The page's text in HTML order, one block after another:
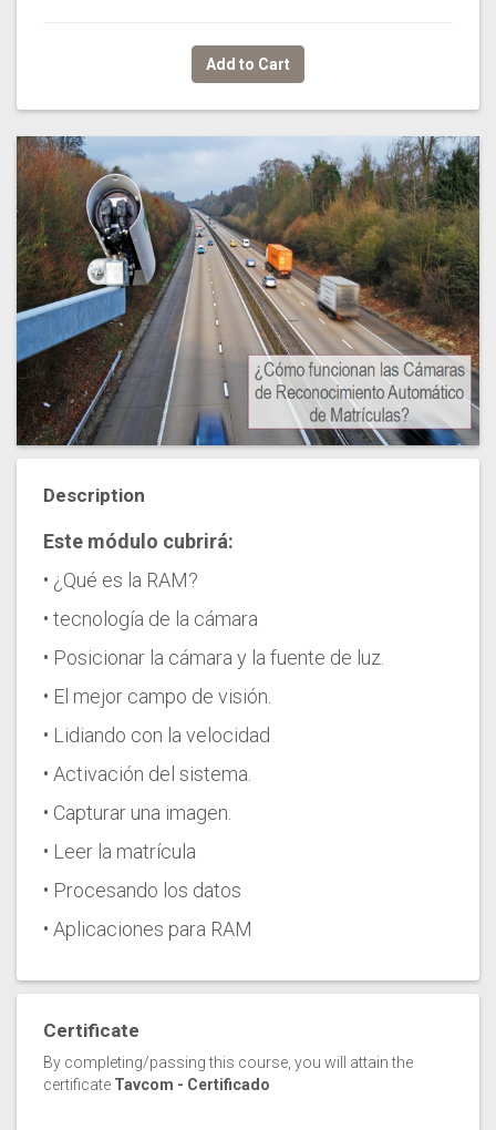
Add to Cart
Description
Este módulo cubrirá:
• ¿Qué es la RAM?
• tecnología de la cámara
• Posicionar la cámara y la fuente de luz.
• El mejor campo de visión.
• Lidiando con la velocidad
• Activación del sistema.
• Capturar una imagen.
• Leer la matrícula
• Procesando los datos
• Aplicaciones para RAM
Certificate
By completing/passing this course, you will attain the
certificate Tavcom - Certificado